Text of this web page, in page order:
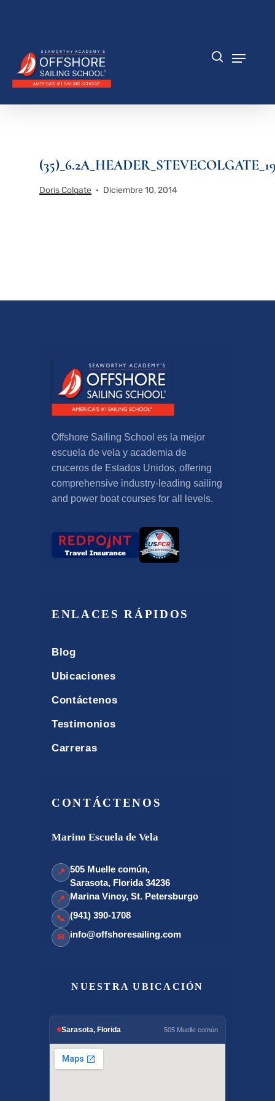
principal
Doris Colgate Diciembre 10, 2014
Offshore Sailing School es la mejor
escuela de vela y academia de
cruceros de Estados Unidos, offering
comprehensive industry-leading sailing
and power boat courses for all levels.
ENLACES RÁPIDOS
Blog
Ubicaciones
Contáctenos
Testimonios
Carreras
CONTÁCTENOS
Marino Escuela de Vela
📍 505 Muelle común,
Sarasota, Florida 34236
📍 Marina Vinoy, St. Petersburgo
📞 (941) 390-1708
✉ info@offshoresailing.com
NUESTRA UBICACIÓN
Sarasota, Florida 505 Muelle común
menú